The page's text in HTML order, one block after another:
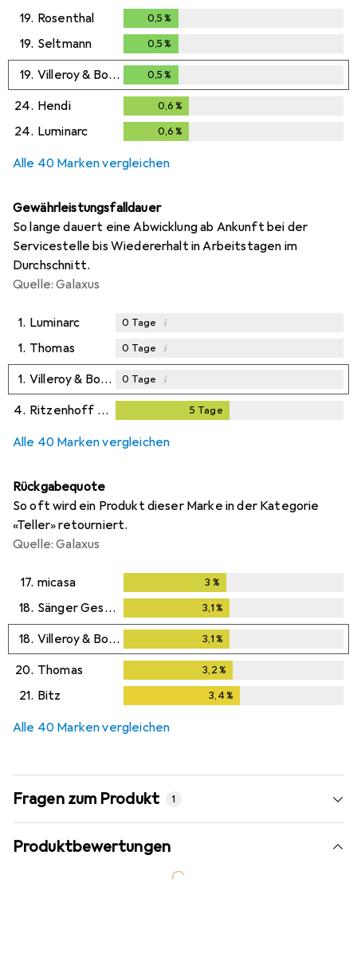
19. Rosenthal 0,5 %
19. Seltmann 0,5 %
19. Villeroy & Boch 0,5 %
24. Hendi 0,6 %
24. Luminarc 0,6 %
Alle 40 Marken vergleichen
Gewährleistungsfalldauer
So lange dauert eine Abwicklung ab Ankunft bei der
Servicestelle bis Wiedererhalt in Arbeitstagen im
Durchschnitt.
Quelle: Galaxus
1. Luminarc 0 Tage i
1. Thomas 0 Tage i
1. Villeroy & Boch 0 Tage i
4. Ritzenhoff & Breker 5 Tage
Alle 40 Marken vergleichen
Rückgabequote
So oft wird ein Produkt dieser Marke in der Kategorie
«Teller» retourniert.
Quelle: Galaxus
17. micasa 3 %
18. Sänger Geschirr 3,1%
18. Villeroy & Boch 3,1%
20. Thomas 3,2%
21. Bitz 3,4%
Alle 40 Marken vergleichen
Fragen zum Produkt 1
Produktbewertungen